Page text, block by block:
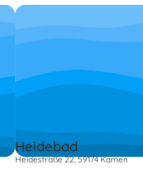
Heidebad
Heidestraße 22, 59174 Kamen